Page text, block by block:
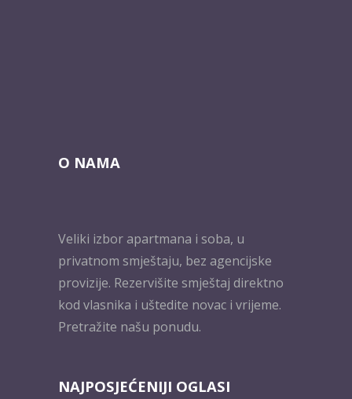
O NAMA
Veliki izbor apartmana i soba, u
privatnom smještaju, bez agencijske
provizije. Rezervišite smještaj direktno
kod vlasnika i uštedite novac i vrijeme.
Pretražite našu ponudu.
NAJPOSJEĆENIJI OGLASI